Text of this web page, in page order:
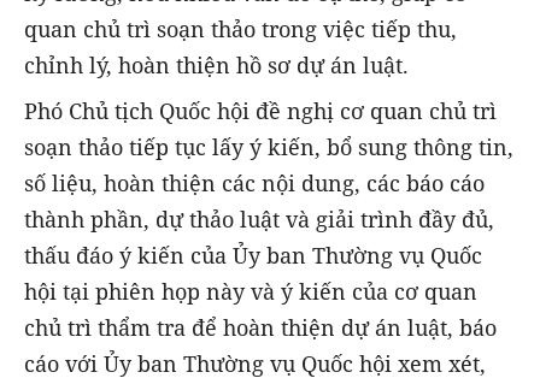
quan chủ trì soạn thảo trong việc tiếp thu,
chỉnh lý, hoàn thiện hồ sơ dự án luật.
Phó Chủ tịch Quốc hội đề nghị cơ quan chủ trì
soạn thảo tiếp tục lấy ý kiến, bổ sung thông tin,
số liệu, hoàn thiện các nội dung, các báo cáo
thành phần, dự thảo luật và giải trình đầy đủ,
thấu đáo ý kiến của Ủy ban Thường vụ Quốc
hội tại phiên họp này và ý kiến của cơ quan
chủ trì thẩm tra để hoàn thiện dự án luật, báo
cáo với Ủy ban Thường vụ Quốc hội xem xét,